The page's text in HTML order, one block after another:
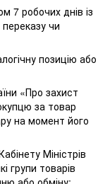
7 робочих днів із
чи
позицію або
«Про захист
за товар
на момент його
Міністрів
групи товарів